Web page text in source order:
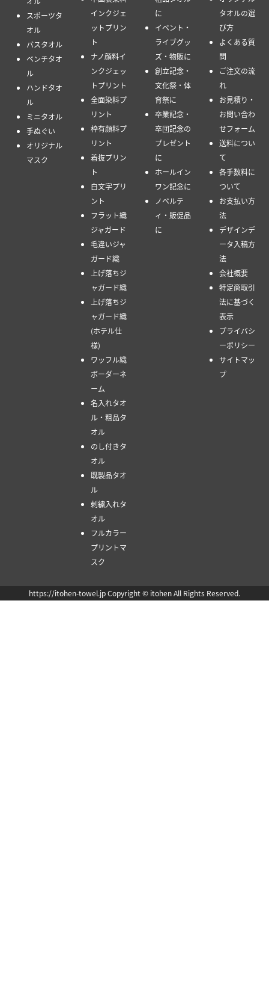
スポーツタ
オル
バスタオル
ベンチタオ
ル
ハンドタオ
ル
ミニタオル
手ぬぐい
オリジナル
マスク
インクジェ
ットプリン
ト
ナノ顔料イ
ンクジェッ
トプリント
全面染料プ
リント
枠有顔料プ
リント
着抜プリン
ト
白文字プリ
ント
フラット織
ジャガード
毛違いジャ
ガード織
上げ落ちジ
ャガード織
上げ落ちジ
ャガード織
(ホテル仕
様)
ワッフル織
ボーダーネ
ーム
名入れタオ
ル・粗品タ
オル
のし付きタ
オル
既製品タオ
ル
刺繍入れタ
オル
フルカラー
プリントマ
スク
に
イベント・
ライブグッ
ズ・物販に
創立記念・
文化祭・体
育祭に
卒業記念・
卒団記念の
プレゼント
に
ホールイン
ワン記念に
ノベルテ
ィ・販促品
に
タオルの選
び方
よくある質
問
ご注文の流
れ
お見積り・
お問い合わ
せフォーム
送料につい
て
各手数料に
ついて
お支払い方
法
デザインデ
ータ入稿方
法
会社概要
特定商取引
法に基づく
表示
プライバシ
ーポリシー
サイトマッ
プ
https://itohen-towel.jp Copyright © itohen All Rights Reserved.